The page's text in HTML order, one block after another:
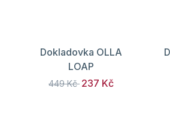
Dokladovka OLLA
LOAP
449 Kč 237 Kč